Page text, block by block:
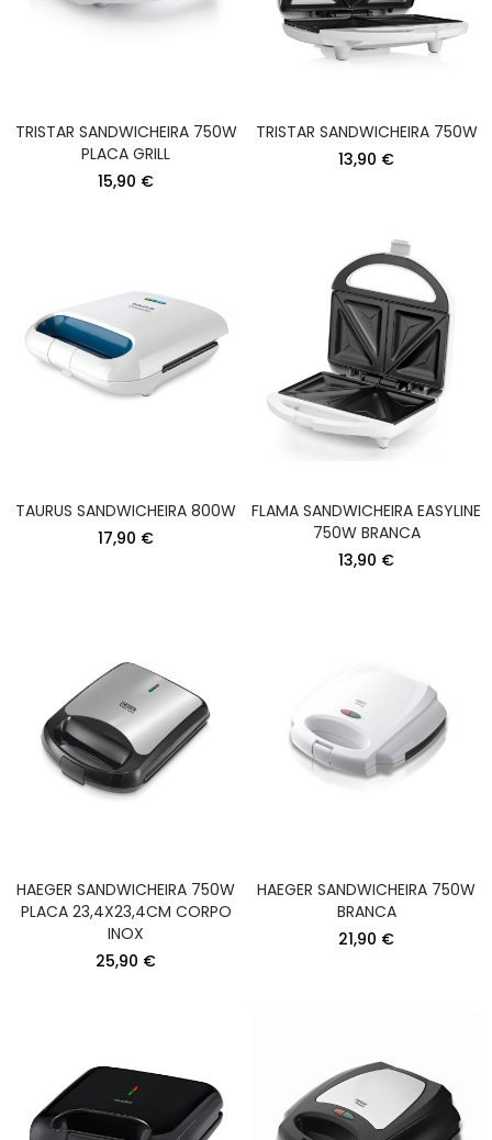
TRISTAR SANDWICHEIRA 750W
PLACA GRILL
15,90 €
TRISTAR SANDWICHEIRA 750W
13,90 €
TAURUS SANDWICHEIRA 800W
17,90 €
FLAMA SANDWICHEIRA EASYLINE
750W BRANCA
13,90 €
HAEGER SANDWICHEIRA 750W
PLACA 23,4X23,4CM CORPO
INOX
25,90 €
HAEGER SANDWICHEIRA 750W
BRANCA
21,90 €